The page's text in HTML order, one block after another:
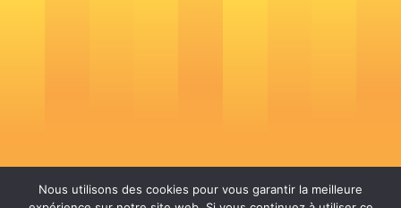
Nous utilisons des cookies pour vous garantir la meilleure